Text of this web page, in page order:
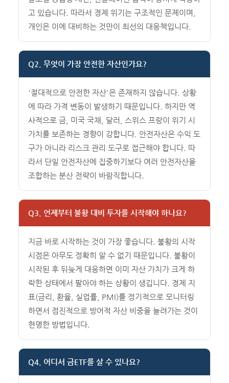
고 있습니다. 따라서 경제 위기는 구조적인 문제이며,
개인은 이에 대비하는 것만이 최선의 대응책입니다.
Q2. 무엇이 가장 안전한 자산인가요?
'절대적으로 안전한 자산'은 존재하지 않습니다. 상황
에 따라 가격 변동이 발생하기 때문입니다. 하지만 역
사적으로 금, 미국 국채, 달러, 스위스 프랑이 위기 시
가치를 보존하는 경향이 강합니다. 안전자산은 수익 도
구가 아니라 리스크 관리 도구로 접근해야 합니다. 따
라서 단일 안전자산에 집중하기보다 여러 안전자산을
조합하는 분산 전략이 바람직합니다.
Q3. 언제부터 불황 대비 투자를 시작해야 하나요?
지금 바로 시작하는 것이 가장 좋습니다. 불황의 시작
시점은 아무도 정확히 알 수 없기 때문입니다. 불황이
시작된 후 뒤늦게 대응하면 이미 자산 가치가 크게 하
락한 상태에서 팔아야 하는 상황이 생깁니다. 경제 지
표(금리, 환율, 실업률, PMI)를 정기적으로 모니터링
하면서 점진적으로 방어적 자산 비중을 늘려가는 것이
현명한 방법입니다.
Q4. 어디서 금ETF를 살 수 있나요?